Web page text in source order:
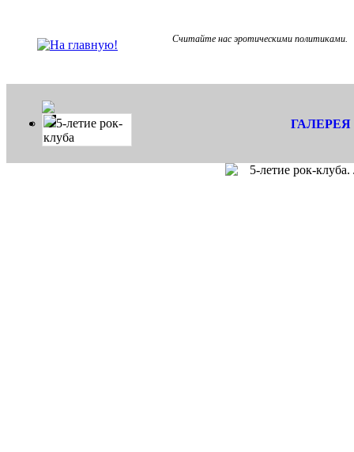
Считайте нас эротическими политиками.
5-летие рок-
клуба
ГАЛЕРЕЯ